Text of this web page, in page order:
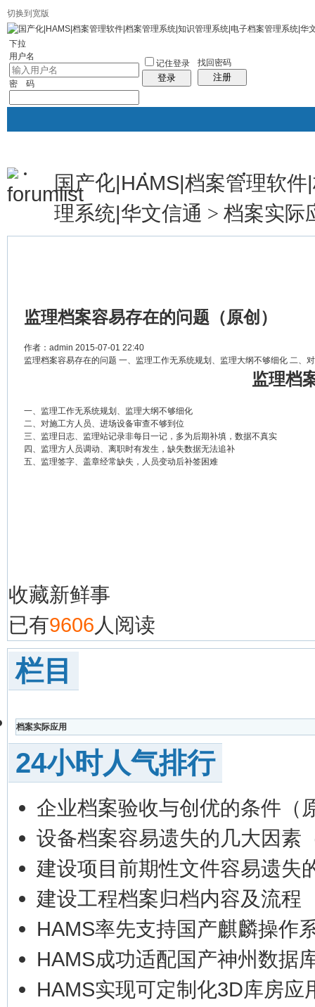
切换到宽版
下拉
用户名
密 码
记住登录
登录
找回密码
注册
华文档案官网 论坛 档案管理系统专区 人事档案
帖子
国产化|HAMS|档案管理软
理系统|华文信通 > 档案实际
监理档案容易存在的问题（原创）
作者： admin 2015-07-01 22:40
监理档案容易存在的问题 一、监理工作无系统规划、监理大纲不够细化 二、
监理档
一、监理工作无系统规划、监理大纲不够细化
二、对施工方人员、进场设备审查不够到位
三、监理日志、监理站记录非每日一记，多为后期补填，数据不真实
四、监理方人员调动、离职时有发生，缺失数据无法追补
五、监理签字、盖章经常缺失，人员变动后补签困难
收藏新鲜事
已有9606 人阅读
栏目
档案实际应用
24小时人气排行
企业档案验收与创优的条件（
设备档案容易遗失的几大因素
建设项目前期性文件容易遗失
建设工程档案归档内容及流程
HAMS率先支持国产麒麟操作
HAMS成功适配国产神州数据
HAMS实现可定制化3D库房应